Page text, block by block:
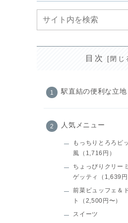
目次
駅直結の便利な立地
人気メニュー
もっちりとろろピ
風（1,716円）
ちょっぴりクリー
ゲッティ（1,639円
前菜ビュッフェ＆
ト（2,500円〜）
スイーツ